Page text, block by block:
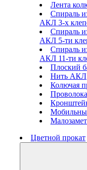
Лента
Спираль
АКЛ 3-х
Спираль
АКЛ 5-ти
Спираль
АКЛ 11-ти
Плоский
Нить АКЛ
Колючая
Цветной прокат